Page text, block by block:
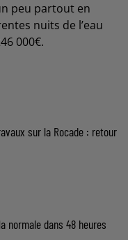
peu partout en
nuits de l’eau
000€.
sur la Rocade : retour
normale dans 48 heures